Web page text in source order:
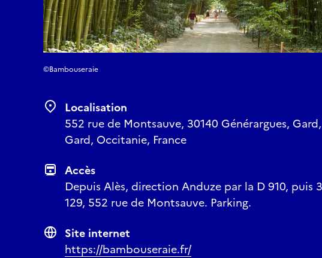
©Bambouseraie
Localisation
552 rue de Montsauve, 30140 Générargues,
Gard, Occitanie, France
Accès
Depuis Alès, direction Anduze par la D 910, puis
129, 552 rue de Montsauve. Parking.
Site internet
https://bambouseraie.fr/